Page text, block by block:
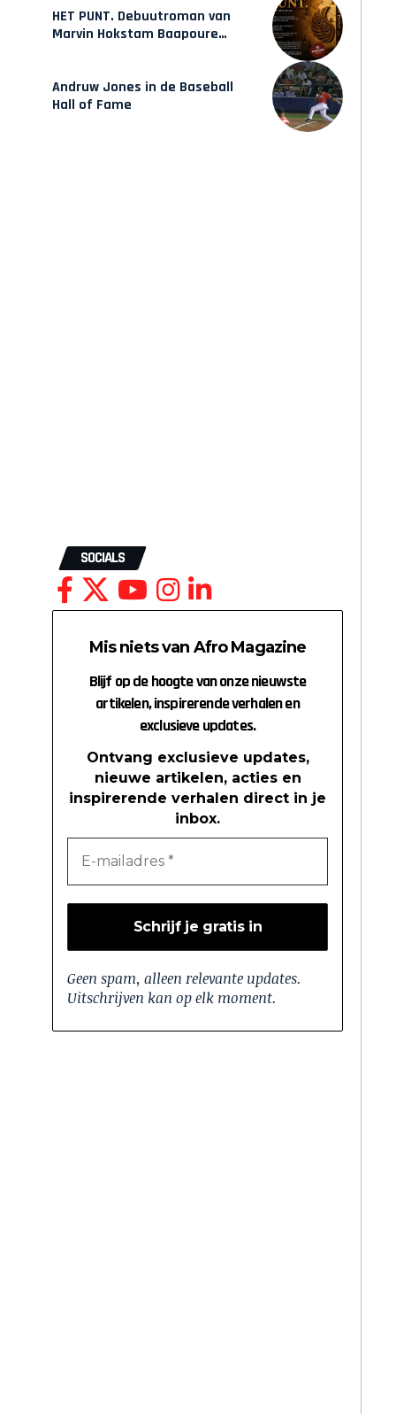
HET PUNT. Debuutroman van
Marvin Hokstam Baapoure
Andruw Jones in de Baseball
Hall of Fame
SOCIALS
Mis niets van Afro Magazine
Blijf op de hoogte van onze nieuwste
artikelen, inspirerende verhalen en
exclusieve updates.
Ontvang exclusieve updates,
nieuwe artikelen, acties en
inspirerende verhalen direct in je
inbox.
Geen spam, alleen relevante updates.
Uitschrijven kan op elk moment.